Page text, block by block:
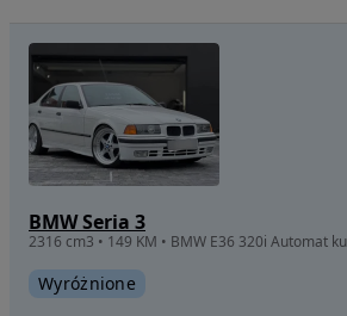
BMW Seria 3
Wyróżnione